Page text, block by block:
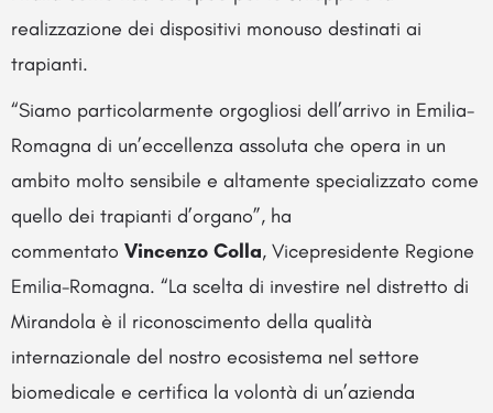
realizzazione dei dispositivi monouso destinati ai
trapianti.
“Siamo particolarmente orgogliosi dell’arrivo in Emilia-
Romagna di un’eccellenza assoluta che opera in un
ambito molto sensibile e altamente specializzato come
quello dei trapianti d’organo”, ha
commentato Vincenzo Colla, Vicepresidente Regione
Emilia-Romagna. “La scelta di investire nel distretto di
Mirandola è il riconoscimento della qualità
internazionale del nostro ecosistema nel settore
biomedicale e certifica la volontà di un’azienda